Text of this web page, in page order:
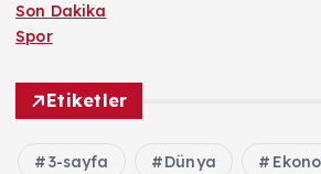
Son Dakika
Spor
Etiketler
3-sayfa Dünya